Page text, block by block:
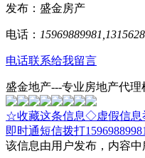
发布：盛金房产
电话：
电话联系给我留言
盛金地产---专业房地产代理
☆收藏这条信息◇虚假信息
即时通短信拨打
该信息由用户发布，内容